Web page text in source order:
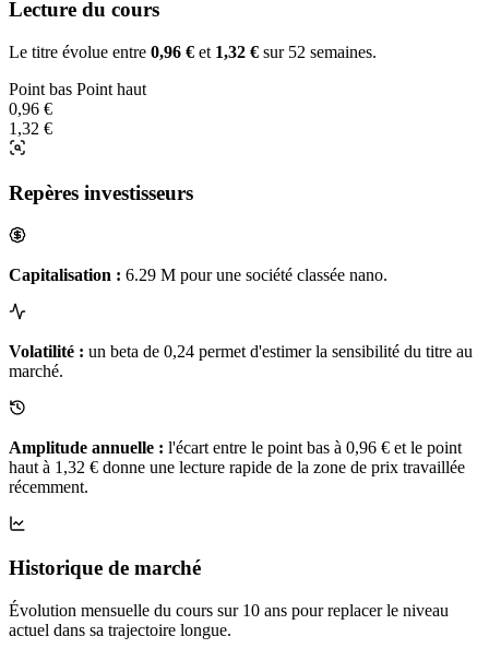
Lecture du cours
Le titre évolue entre 0,96 € et 1,32 € sur 52 semaines.
Point bas Point haut
0,96 €
1,32 €
Repères investisseurs
Capitalisation : 6.29 M pour une société classée nano.
Volatilité : un beta de 0,24 permet d'estimer la sensibilité du titre au
marché.
Amplitude annuelle : l'écart entre le point bas à 0,96 € et le point
haut à 1,32 € donne une lecture rapide de la zone de prix travaillée
récemment.
Historique de marché
Évolution mensuelle du cours sur 10 ans pour replacer le niveau
actuel dans sa trajectoire longue.